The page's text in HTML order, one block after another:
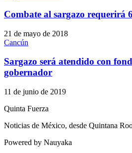
Combate al sargazo requerirá
21 de mayo de 2018
Cancún
Sargazo será atendido con
gobernador
11 de junio de 2019
Quinta Fuerza
Noticias de México, desde Quintana
Powered by Nauyaka